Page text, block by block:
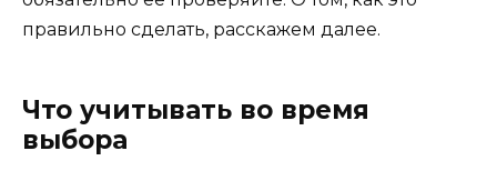
правильно сделать, расскажем далее.
Что учитывать во время
выбора